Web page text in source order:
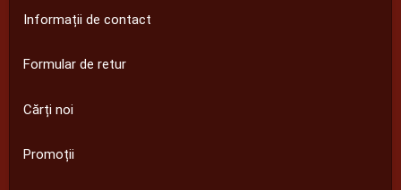
Informații de contact
Formular de retur
Cărți noi
Promoții